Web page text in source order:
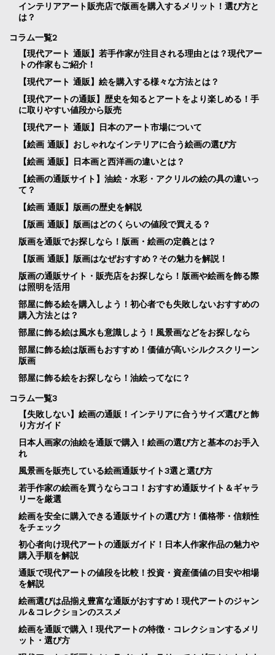
インテリアアート販売店で版画を購入するメリット！選び方と
は？
コラム一覧2
【現代アート 通販】若手作家が注目される理由とは？現代アー
トの作家もご紹介！
【現代アート 通販】絵を購入する様々な方法とは？
【現代アートの通販】歴史を知るとアートをより楽しめる！手
に取りやすい値段から販売
【現代アート 通販】日本のアート市場について
【絵画 通販】おしゃれなインテリアに合う絵画の選び方
【絵画 通販】日本画と西洋画の違いとは？
【絵画の通販サイト】油絵・水彩・アクリルの絵の具の違いっ
て？
【絵画 通販】版画の歴史を解説
【版画 通販】版画はどのくらいの値段で買える？
版画を通販でお探しなら！版画・絵画の定義とは？
【版画 通販】版画はなぜおすすめ？その魅力を解説！
版画の通販サイト・販売店をお探しなら！版画や絵画を飾る際
は照明を活用
部屋に飾る絵を購入しよう！初心者でも失敗しないおすすめの
購入方法とは？
部屋に飾る絵は風水も意識しよう！風景画などをお探しなら
部屋に飾る絵は版画もおすすめ！価値が高いシルクスクリーン
版画
部屋に飾る絵をお探しなら！油絵ってなに？
コラム一覧3
【失敗しない】絵画の通販！インテリアに合うサイズ選びと飾
り方ガイド
日本人画家の油絵を通販で購入！絵画の選び方と基本のお手入
れ
風景画を販売している絵画通販サイト3選と選び方
若手作家の絵画を買うならココ！おすすめ通販サイト＆ギャラ
リーを厳選
絵画を安全に購入できる通販サイトの選び方！価格帯・信頼性
をチェック
初心者向け現代アートの通販ガイド！日本人作家作品の魅力や
購入手順を解説
通販で現代アートの値段を比較！投資・資産価値の目安や相場
を解説
絵画選びは品揃え豊富な通販がおすすめ！現代アートのジャン
ル＆コレクションのススメ
絵画を通販で購入！現代アートの特徴・コレクションするメリ
ット・選び方